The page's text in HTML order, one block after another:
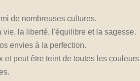
de nombreuses cultures.
vie, la liberté, l'équilibre et la sagesse.
envies à la perfection.
peut être teint de toutes les